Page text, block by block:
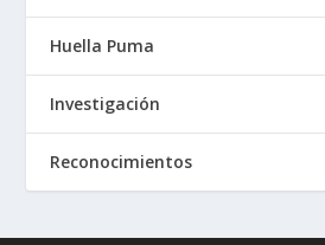
Huella Puma
Investigación
Reconocimientos